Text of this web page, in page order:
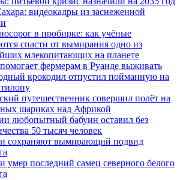
видеокадры из заснеженной
в пробирке: как учёные
спасти от вымирания одно из
млекопитающих на планете
фермерам в Руанде выживать
крокодил отпустил пойманную на
путешественник совершил полёт на
шариках над Африкой
любопытный бабуин оставил без
50 тысяч человек
сохраняют вымирающий подвид
умер последний самец северного белого